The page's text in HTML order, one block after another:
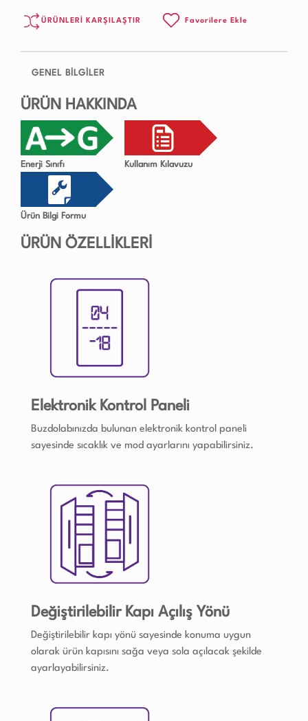
ÜRÜNLERİ KARŞILAŞTIR Favorilere Ekle
GENEL BİLGİLER
ÜRÜN HAKKINDA
Enerji Sınıfı Kullanım Kılavuzu
Ürün Bilgi Formu
ÜRÜN ÖZELLİKLERİ
Elektronik Kontrol Paneli
Buzdolabınızda bulunan elektronik kontrol paneli
sayesinde sıcaklık ve mod ayarlarını yapabilirsiniz.
Değiştirilebilir Kapı Açılış Yönü
Değiştirilebilir kapı yönü sayesinde konuma uygun
olarak ürün kapısını sağa veya sola açılacak şekilde
ayarlayabilirsiniz.